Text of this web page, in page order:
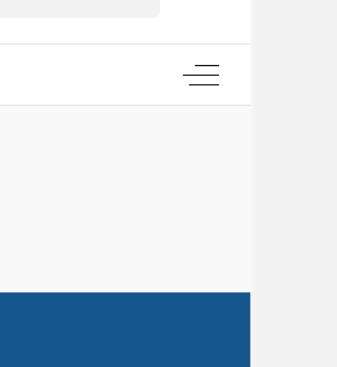
Off-Canvas